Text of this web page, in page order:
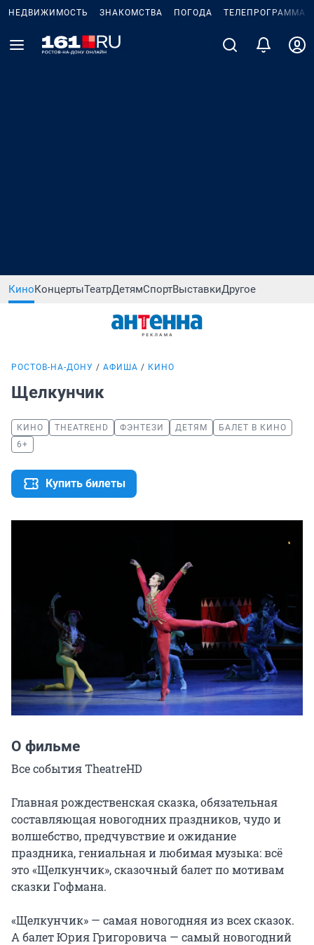
НЕДВИЖИМОСТЬ ЗНАКОМСТВА ПОГОДА ТЕЛЕПРОГРАММА
КиноКонцертыТеатрДетямСпортВыставкиДругое
РОСТОВ-НА-ДОНУ АФИША КИНО
Щелкунчик
КИНО THEATREHD ФЭНТЕЗИ ДЕТЯМ
БАЛЕТ В КИНО
6+
Купить билеты
О фильме
Все события TheatreHD
Главная рождественская сказка, обязательная
составляющая новогодних праздников, чудо и
волшебство, предчувствие и ожидание
праздника, гениальная и любимая музыка: всё
это «Щелкунчик», сказочный балет по мотивам
сказки Гофмана.
«Щелкунчик» — самая новогодняя из всех сказок.
А балет Юрия Григоровича — самый новогодний